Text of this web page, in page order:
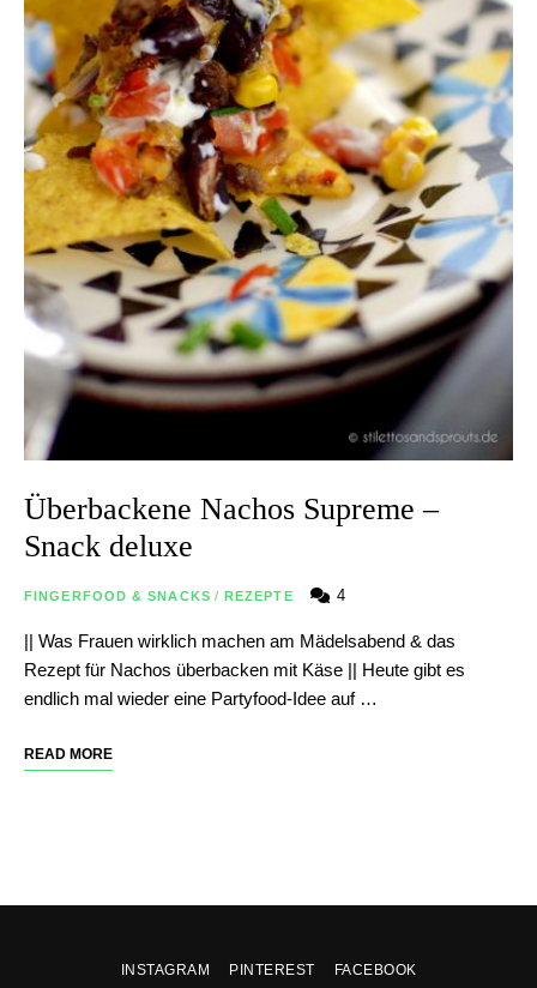
Überbackene Nachos Supreme –
Snack deluxe
FINGERFOOD & SNACKS / REZEPTE 4
|| Was Frauen wirklich machen am Mädelsabend & das
Rezept für Nachos überbacken mit Käse || Heute gibt es
endlich mal wieder eine Partyfood-Idee auf …
READ MORE
INSTAGRAM PINTEREST FACEBOOK